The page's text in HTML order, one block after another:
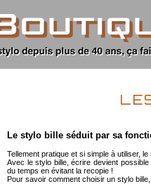
Le stylo bille séduit par sa
Tellement pratique et si simple à utiliser,
Avec le stylo bille, écrire devient
du temps en évitant la recopie !
Pour savoir comment choisir un stylo bille,